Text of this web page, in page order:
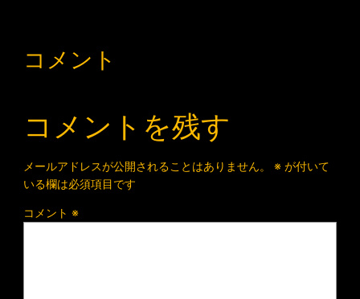
コメント
コメントを残す
メールアドレスが公開されることはありません。 ※が付いて
いる欄は必須項目です
コメント ※